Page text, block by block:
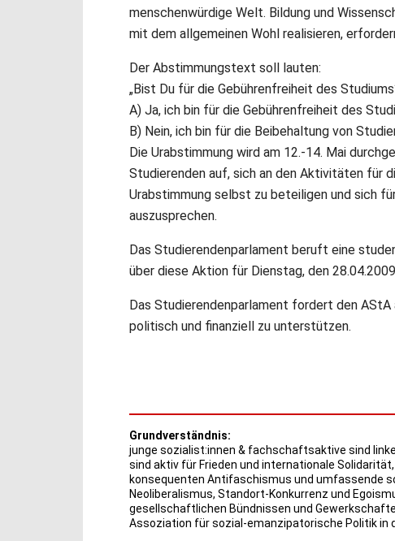
menschenwürdige Welt. Bildung und
mit dem allgemeinen Wohl realisieren,
Der Abstimmungstext soll lauten:
„Bist Du für die Gebührenfreiheit des
A) Ja, ich bin für die Gebührenfreiheit des
B) Nein, ich bin für die Beibehaltung von
Die Urabstimmung wird am 12.-14. Mai
Studierenden auf, sich an den Aktivitäten für
Urabstimmung selbst zu beteiligen und sich
auszusprechen.
Das Studierendenparlament beruft eine
über diese Aktion für Dienstag, den
Das Studierendenparlament fordert den
politisch und finanziell zu unterstützen.
Grundverständnis:
junge sozialist:innen & fachschaftsaktive sind
sind aktiv für Frieden und internationale
konsequenten Antifaschismus und umfassende
Neoliberalismus, Standort-Konkurrenz und
gesellschaftlichen Bündnissen und
Assoziation für sozial-emanzipatorische Politik in